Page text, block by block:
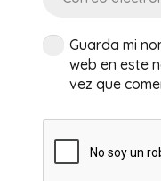
Guarda mi
web en este
vez que